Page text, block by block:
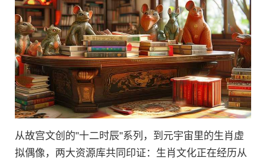
从故宫文创的"十二时辰"系列，到元宇宙里的生肖虚
拟偶像，两大资源库共同印证：生肖文化正在经历从